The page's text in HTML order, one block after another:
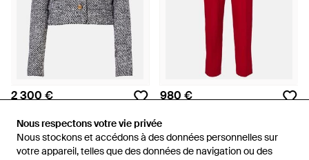
Nous respectons votre vie privée
Nous stockons et accédons à des données personnelles sur
votre appareil, telles que des données de navigation ou des
Nous respectons votre vie privée
Nous stockons et accédons à des données personnelles sur
votre appareil, telles que des données de navigation ou des
2 300 €
Veste En Laine Melangee - Gris
De Mytheresa
980 €
Pantalon Ajuste En Laine
Vierge - Rouge
DeMytheresa